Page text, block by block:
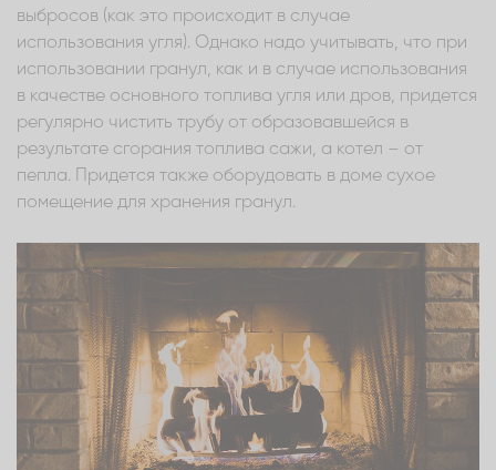
выбросов (как это происходит в случае
использования угля). Однако надо учитывать, что при
использовании гранул, как и в случае использования
в качестве основного топлива угля или дров, придется
регулярно чистить трубу от образовавшейся в
результате сгорания топлива сажи, а котел – от
пепла. Придется также оборудовать в доме сухое
помещение для хранения гранул.